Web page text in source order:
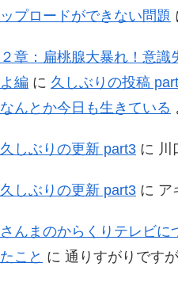
ップロードができない問題
２章：扁桃腺大暴れ！意識
よ編 に 久しぶりの投稿
なんとか今日も生きている
久しぶりの更新 part3 に 川
久しぶりの更新 part3 に ア
さんまのからくりテレビに
たこと に 通りすがりですが